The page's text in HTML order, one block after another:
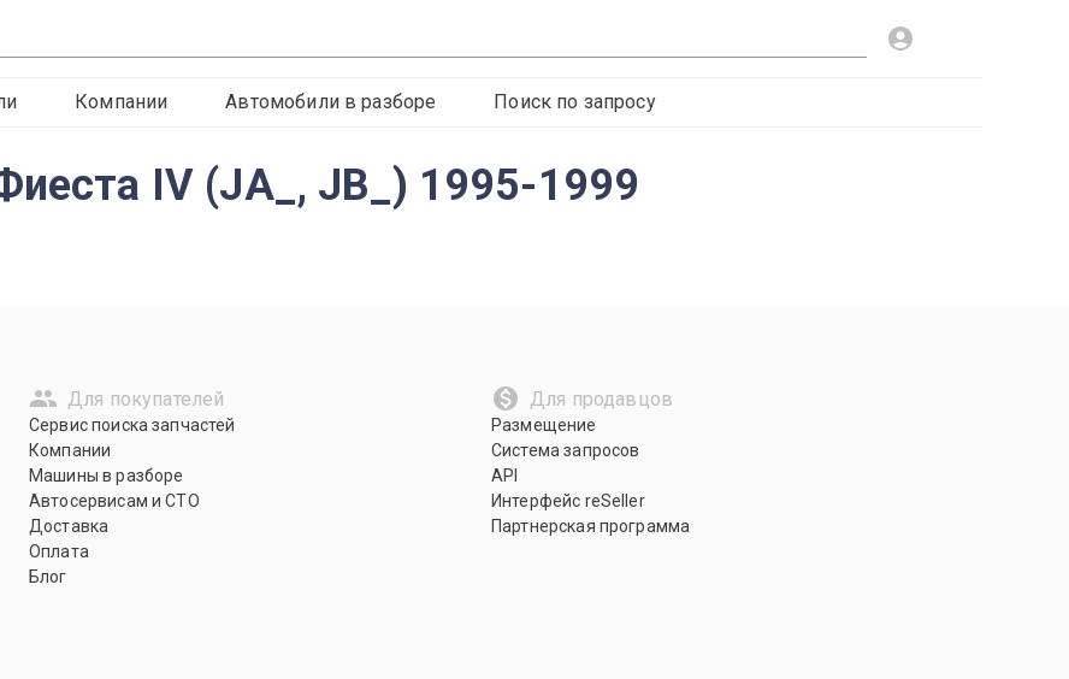
Компании Автомобили в разборе Поиск по запросу
IV (JA_, JB_) 1995-1999
Для покупателей
Сервис поиска запчастей
Компании
Машины в разборе
Автосервисам и СТО
Доставка
Оплата
Блог
Для продавцов
Размещение
Система запросов
API
Интерфейс reSeller
Партнерская программа